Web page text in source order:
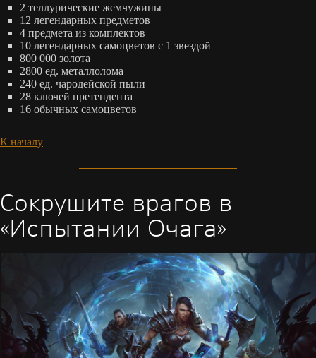
2 теллурические жемчужины
12 легендарных предметов
4 предмета из комплектов
10 легендарных самоцветов с 1 звездой
800 000 золота
2800 ед. металлолома
240 ед. чародейской пыли
28 ключей претендента
16 обычных самоцветов
К началу
Сокрушите врагов в
«Испытании Очага»